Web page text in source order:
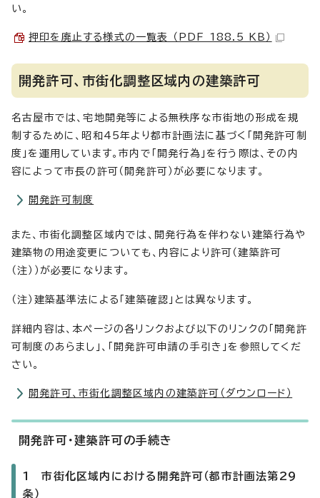
い。
押印を廃止する様式の一覧表 （PDF 188.5 KB）
開発許可、市街化調整区域内の建築許可
名古屋市では、宅地開発等による無秩序な市街地の形成を規
制するために、昭和45年より都市計画法に基づく「開発許可制
度」を運用しています。市内で「開発行為」を行う際は、その内
容によって市長の許可（開発許可）が必要になります。
開発許可制度
また、市街化調整区域内では、開発行為を伴わない建築行為や
建築物の用途変更についても、内容により許可（建築許可
（注））が必要になります。
（注）建築基準法による「建築確認」とは異なります。
詳細内容は、本ページの各リンクおよび以下のリンクの「開発許
可制度のあらまし」、「開発許可申請の手引き」を参照してくだ
さい。
開発許可、市街化調整区域内の建築許可（ダウンロード）
開発許可・建築許可の手続き
1 市街化区域内における開発許可（都市計画法第29
条）